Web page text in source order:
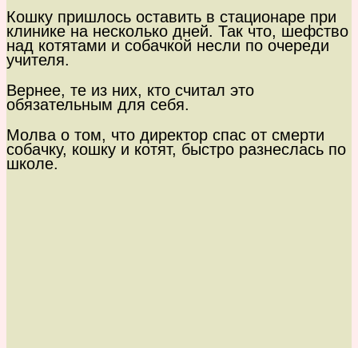
Кошку пришлось оставить в стационаре при
клинике на несколько дней. Так что, шефство
над котятами и собачкой несли по очереди
учителя.
Вернее, те из них, кто считал это
обязательным для себя.
Молва о том, что директор спас от смерти
собачку, кошку и котят, быстро разнеслась по
школе.